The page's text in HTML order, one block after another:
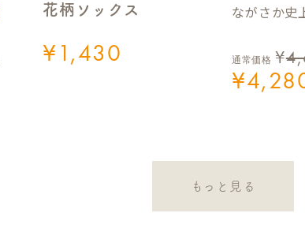
花柄ソックス
¥1,430
ながさか史
通常価格 ¥
¥
もっと見る